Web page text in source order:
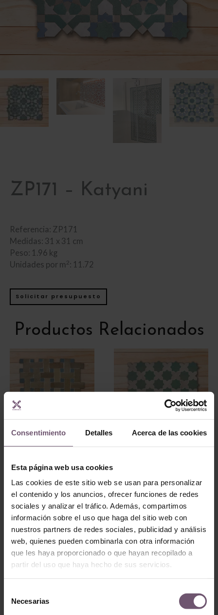
Consentimiento Detalles Acerca de las cookies
Esta página web usa cookies
Las cookies de este sitio web se usan para personalizar
el contenido y los anuncios, ofrecer funciones de redes
sociales y analizar el tráfico. Además, compartimos
información sobre el uso que haga del sitio web con
nuestros partners de redes sociales, publicidad y análisis
web, quienes pueden combinarla con otra información
que les haya proporcionado o que hayan recopilado a
partir del uso que haya hecho de sus servicios.
Necesarias
ZP171 – Katyani
Referencia: ZP171
Medidas: 31 x 31 cm
Peso: 1.96 kg
Unidades por m 2: 11.72
Solicitar presupuesto
Productos Relacionados
Zellige
ZP031 – Tanger
LEER MÁS